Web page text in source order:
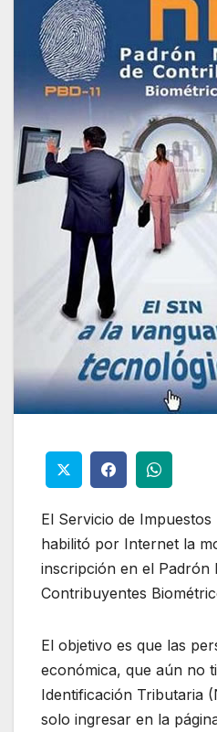
El Servicio de
habilitó por Internet la
inscripción en el Padrón
Contribuyentes
El objetivo es que las
económica, que aún no
Identificación Tributaria
solo ingresar en la